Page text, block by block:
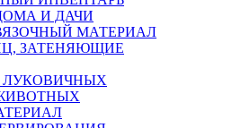
И ДАЧИ
МАТЕРИАЛ
ЗАТЕНЯЮЩИЕ
ЛУКОВИЧНЫХ